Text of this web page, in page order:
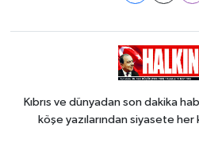
Kıbrıs ve dünyadan son dakika
köşe yazılarından siyasete